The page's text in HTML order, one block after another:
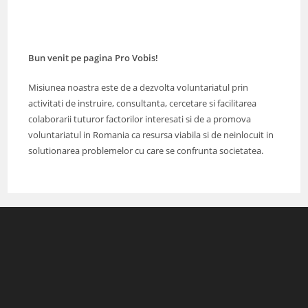
Bun venit pe pagina Pro Vobis!
Misiunea noastra este de a dezvolta voluntariatul prin
activitati de instruire, consultanta, cercetare si facilitarea
colaborarii tuturor factorilor interesati si de a promova
voluntariatul in Romania ca resursa viabila si de neinlocuit in
solutionarea problemelor cu care se confrunta societatea.